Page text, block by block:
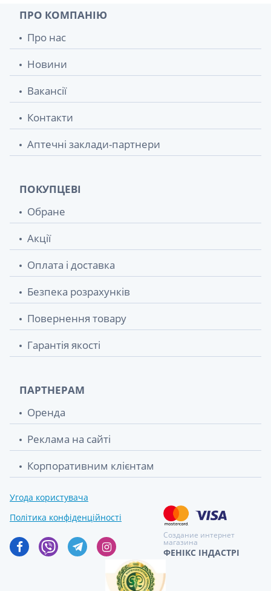
ПРО КОМПАНІЮ
Про нас
Новини
Вакансії
Контакти
Аптечні заклади-партнери
ПОКУПЦЕВІ
Обране
Акції
Оплата і доставка
Безпека розрахунків
Повернення товару
Гарантія якості
ПАРТНЕРАМ
Оренда
Реклама на сайті
Корпоративним клієнтам
Угода користувача
Політика конфіденційності
Создание интернет
магазина
ФЕНІКС ІНДАСТРІ